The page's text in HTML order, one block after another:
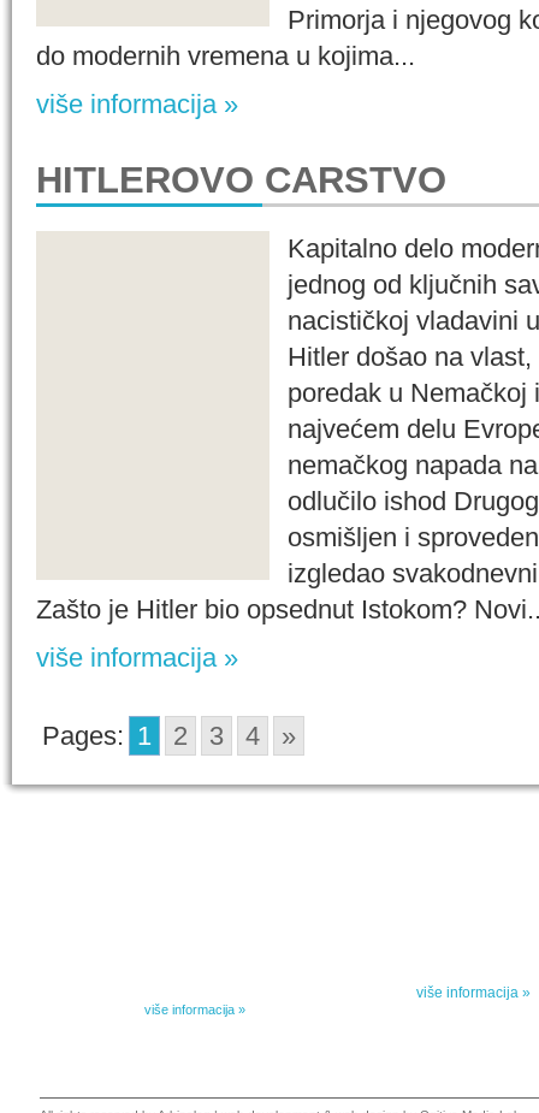
Primorja i njegovog
do modernih vremena u kojima...
više informacija »
HITLEROVO CARSTVO
Kapitalno delo
jednog od ključnih
nacističkoj vladavini
Hitler došao na
poredak u Nemačkoj
najvećem delu
nemačkog napada
odlučilo ishod
osmišljen i
izgledao
Zašto je Hitler bio opsednut Istokom?
više informacija »
Pages: 1 2 3 4 »
više informacija »
više informacija »